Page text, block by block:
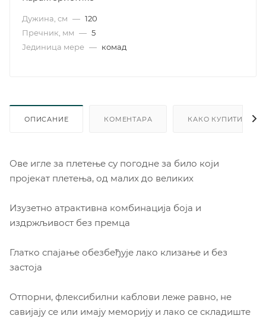
Дужина, см — 120
Пречник, мм — 5
Јединица мере — комад
ОПИСАНИЕ КОМЕНТАРА КАКО КУПИТИ
Ове игле за плетење су погодне за било који
пројекат плетења, од малих до великих
Изузетно атрактивна комбинација боја и
издржљивост без премца
Глатко спајање обезбеђује лако клизање и без
застоја
Отпорни, флексибилни каблови леже равно, не
савијају се или имају меморију и лако се складиште